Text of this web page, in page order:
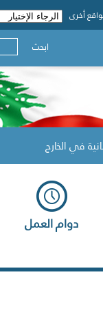
أخرى
ابحث
في الخارج
دوام العمل